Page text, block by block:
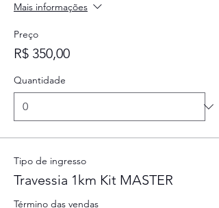
Mais informações
Preço
R$ 350,00
Quantidade
Tipo de ingresso
Travessia 1km Kit MASTER
Término das vendas